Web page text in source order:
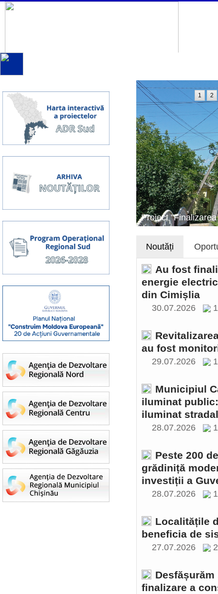
Proiect
1 2
Noutăți
Au fost
energie
din Cimișlia
30.07.2026
au fost
29.07.2026
Municipiul
iluminat
iluminat
28.07.2026
Peste 200
grădiniță
investiții a
28.07.2026
Localitățile
beneficia de
27.07.2026
finalizare a